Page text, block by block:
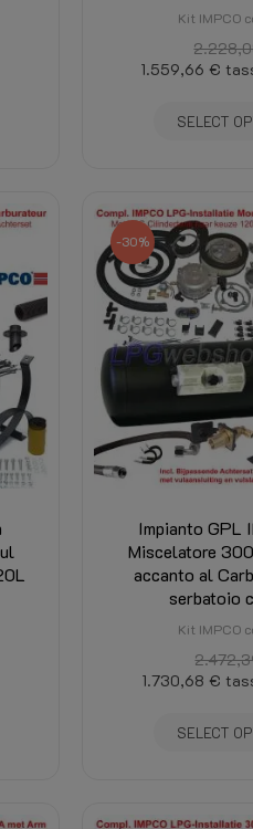
Kit IMPCO
1.559,66 €
SELECT
-30%
Impianto GPL
Miscelatore
accanto al
serbatoio
Kit IMPCO
1.730,68 €
SELECT